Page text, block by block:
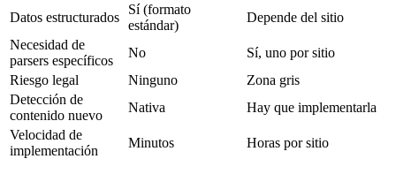
Datos estructurados
Sí (formato
estándar)
Depende del sitio
Necesidad de
parsers específicos
No
Sí, uno por sitio
Riesgo legal
Ninguno
Zona gris
Detección de
contenido nuevo
Nativa
Hay que implementarla
Velocidad de
implementación
Minutos Horas por sitio